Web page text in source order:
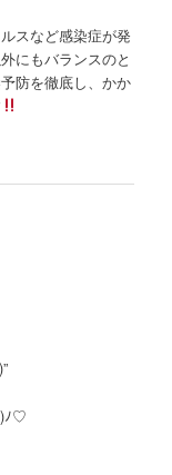
スなど感染症が発
にもバランスのと
防を徹底し、かか
)ﾉ♡